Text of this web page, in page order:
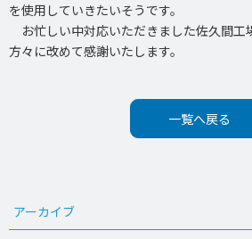
を使用していきたいそうです。
お忙しい中対応いただきました佐久間工
方々に改めて感謝いたします。
一覧へ戻る
アーカイブ